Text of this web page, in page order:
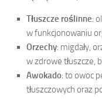
Tłuszcze roślinne:
w funkcjonowaniu
Orzechy: migdały,
w zdrowe tłuszcze,
Awokado: to owoc
tłuszczowych oraz